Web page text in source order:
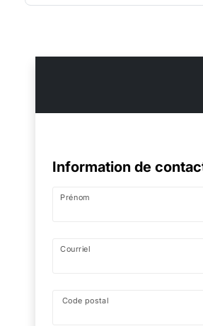
Information de
Prénom
Courriel
Code postal